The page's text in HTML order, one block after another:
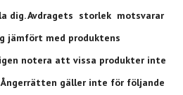
dig. Avdragets storlek motsvarar
jämfört med produktens
notera att vissa produkter inte
gäller inte för följande